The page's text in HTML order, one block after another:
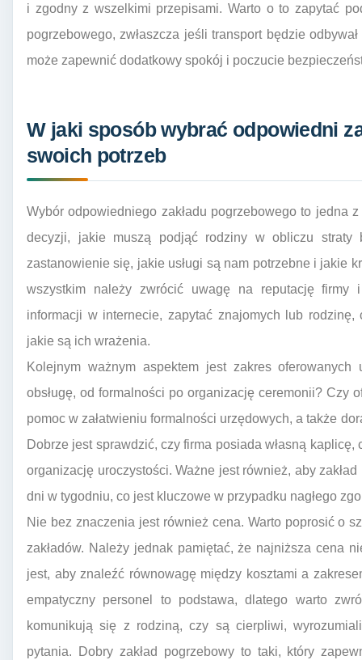
i zgodny z wszelkimi przepisami. Warto o to zapytać
pogrzebowego, zwłaszcza jeśli transport będzie
może zapewnić dodatkowy spokój i poczucie
W jaki sposób wybrać odpowiedni
swoich potrzeb
Wybór odpowiedniego zakładu pogrzebowego to jedna
decyzji, jakie muszą podjąć rodziny w obliczu straty
zastanowienie się, jakie usługi są nam potrzebne i jakie
wszystkim należy zwrócić uwagę na reputację firmy
informacji w internecie, zapytać znajomych lub
jakie są ich wrażenia.
Kolejnym ważnym aspektem jest zakres oferowanych
obsługę, od formalności po organizację ceremonii? Czy
pomoc w załatwieniu formalności urzędowych, a także
Dobrze jest sprawdzić, czy firma posiada własną kaplicę,
organizację uroczystości. Ważne jest również, aby
dni w tygodniu, co jest kluczowe w przypadku nagłego
Nie bez znaczenia jest również cena. Warto poprosić o
zakładów. Należy jednak pamiętać, że najniższa cena
jest, aby znaleźć równowagę między kosztami a
empatyczny personel to podstawa, dlatego warto
komunikują się z rodziną, czy są cierpliwi,
pytania. Dobry zakład pogrzebowy to taki, który